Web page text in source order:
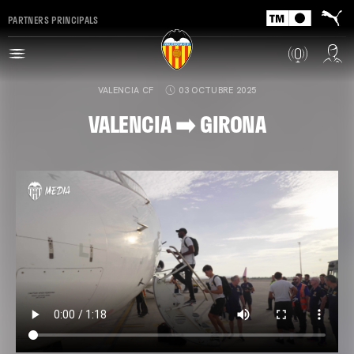
PARTNERS PRINCIPALS
VALENCIA CF 03 OCTUBRE 2025
VALENCIA ➡️ GIRONA